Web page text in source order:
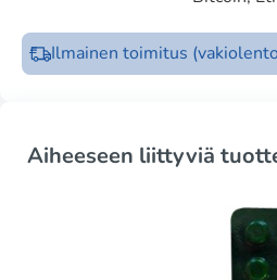
Ilmainen toimitus
Aiheeseen liittyviä